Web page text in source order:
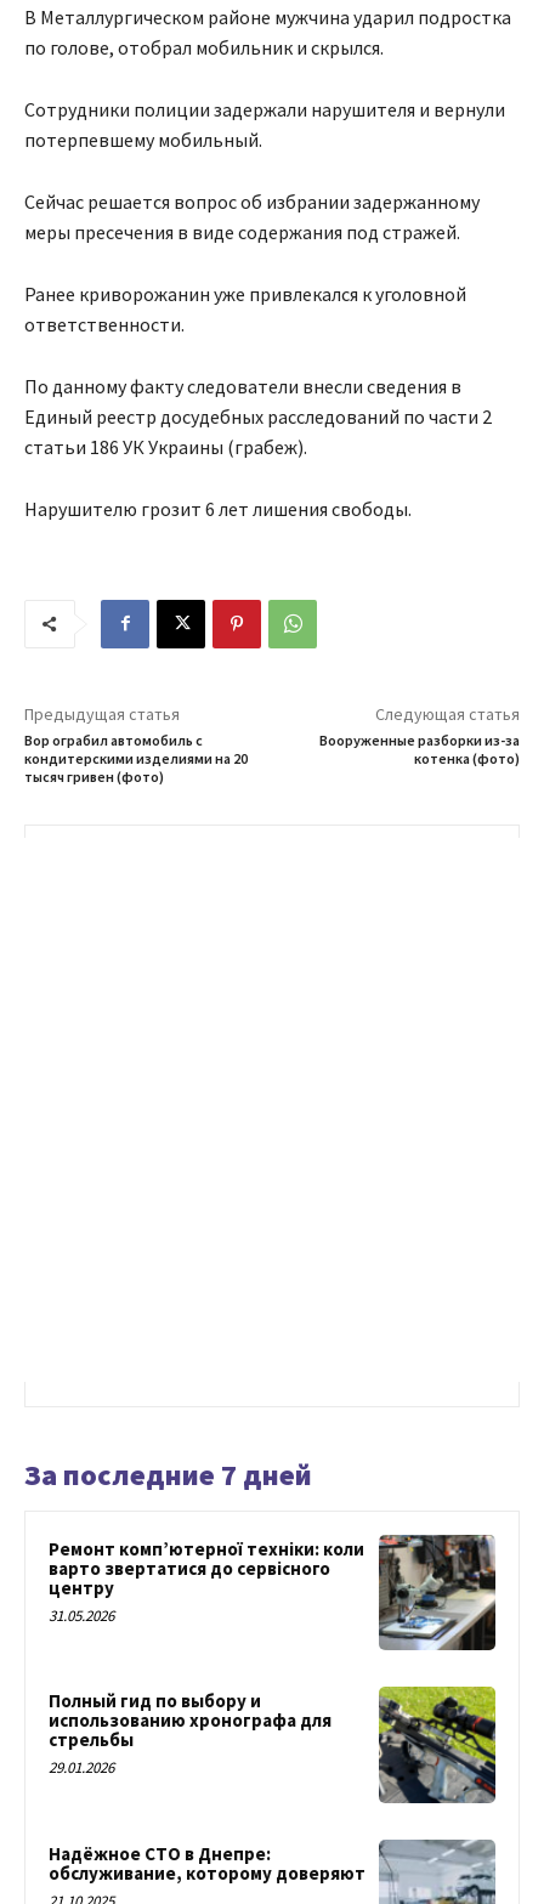
В Металлургическом районе мужчина ударил подростка
по голове, отобрал мобильник и скрылся.
Сотрудники полиции задержали нарушителя и вернули
потерпевшему мобильный.
Сейчас решается вопрос об избрании задержанному
меры пресечения в виде содержания под стражей.
Ранее криворожанин уже привлекался к уголовной
ответственности.
По данному факту следователи внесли сведения в
Единый реестр досудебных расследований по части 2
статьи 186 УК Украины (грабеж).
Нарушителю грозит 6 лет лишения свободы.
Предыдущая статья
Вор ограбил автомобиль с
кондитерскими изделиями на 20
тысяч гривен (фото)
Следующая статья
Вооруженные разборки из-за
котенка (фото)
За последние 7 дней
Ремонт комп’ютерної техніки: коли
варто звертатися до сервісного
центру
31.05.2026
Полный гид по выбору и
использованию хронографа для
стрельбы
29.01.2026
Надёжное СТО в Днепре:
обслуживание, которому доверяют